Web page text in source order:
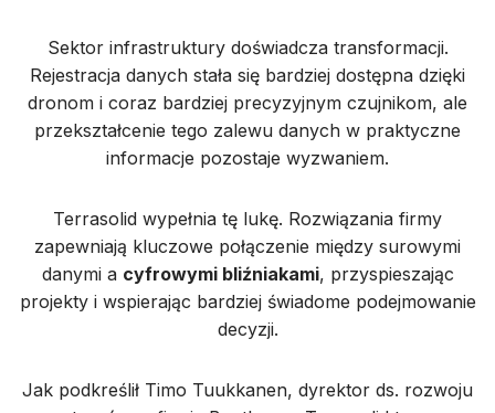
Sektor infrastruktury doświadcza transformacji.
Rejestracja danych stała się bardziej dostępna dzięki
dronom i coraz bardziej precyzyjnym czujnikom, ale
przekształcenie tego zalewu danych w praktyczne
informacje pozostaje wyzwaniem.
Terrasolid wypełnia tę lukę. Rozwiązania firmy
zapewniają kluczowe połączenie między surowymi
danymi a cyfrowymi bliźniakami, przyspieszając
projekty i wspierając bardziej świadome podejmowanie
decyzji.
Jak podkreślił Timo Tuukkanen, dyrektor ds. rozwoju